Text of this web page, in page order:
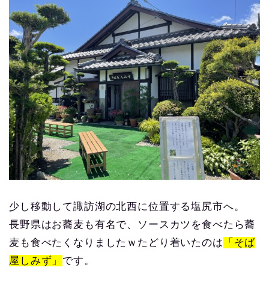
少し移動して諏訪湖の北西に位置する塩尻市へ。
長野県はお蕎麦も有名で、ソースカツを食べたら蕎
麦も食べたくなりましたｗたどり着いたのは 「そば
屋 しみず」 です。